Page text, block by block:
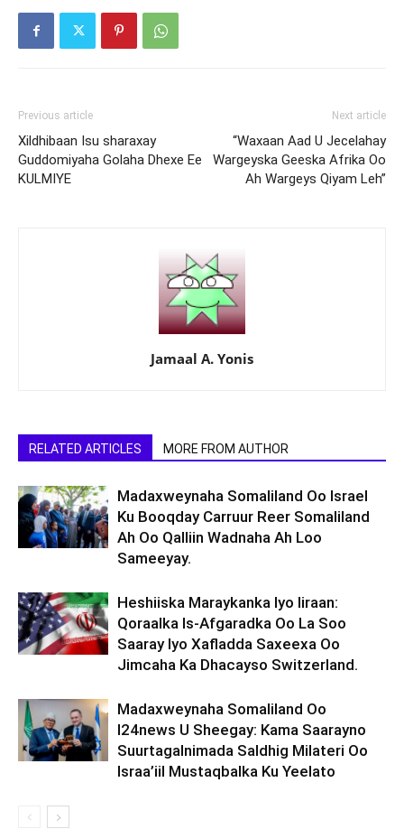
Previous article
Xildhibaan Isu sharaxay
Guddomiyaha Golaha Dhexe Ee
KULMIYE
Next article
“Waxaan Aad U Jecelahay
Wargeyska Geeska Afrika Oo
Ah Wargeys Qiyam Leh”
Jamaal A. Yonis
RELATED ARTICLES MORE FROM AUTHOR
Madaxweynaha Somaliland Oo Israel
Ku Booqday Carruur Reer Somaliland
Ah Oo Qalliin Wadnaha Ah Loo
Sameeyay.
Heshiiska Maraykanka Iyo Iiraan:
Qoraalka Is-Afgaradka Oo La Soo
Saaray Iyo Xafladda Saxeexa Oo
Jimcaha Ka Dhacayso Switzerland.
Madaxweynaha Somaliland Oo
I24news U Sheegay: Kama Saarayno
Suurtagalnimada Saldhig Milateri Oo
Israa’iil Mustaqbalka Ku Yeelato